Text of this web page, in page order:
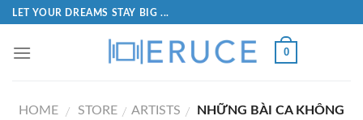
LET YOUR DREAMS STAY BIG ...
0
HOME / STORE / ARTISTS /
NHỮNG BÀI CA KHÔNG